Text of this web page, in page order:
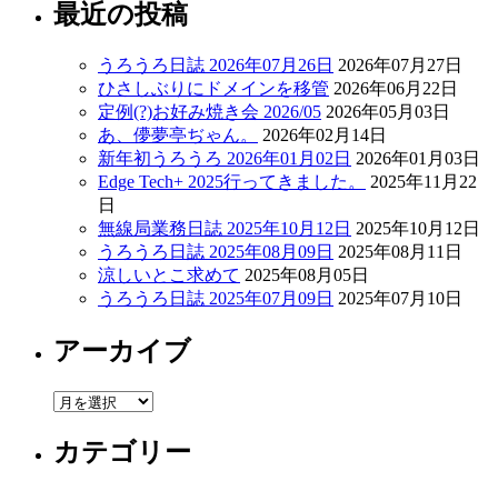
最近の投稿
うろうろ日誌 2026年07月26日 2026年07月27日
ひさしぶりにドメインを移管 2026年06月22日
定例(?)お好み焼き会 2026/05 2026年05月03日
あ、儚夢亭ぢゃん。
2026年02月14日
新年初うろうろ 2026年01月02日 2026年01月03日
Edge Tech+ 2025行ってきました。
2025年11月22
日
無線局業務日誌 2025年10月12日 2025年10月12日
うろうろ日誌 2025年08月09日 2025年08月11日
涼しいとこ求めて 2025年08月05日
うろうろ日誌 2025年07月09日 2025年07月10日
アーカイブ
ア
カ
イ
カテゴリー